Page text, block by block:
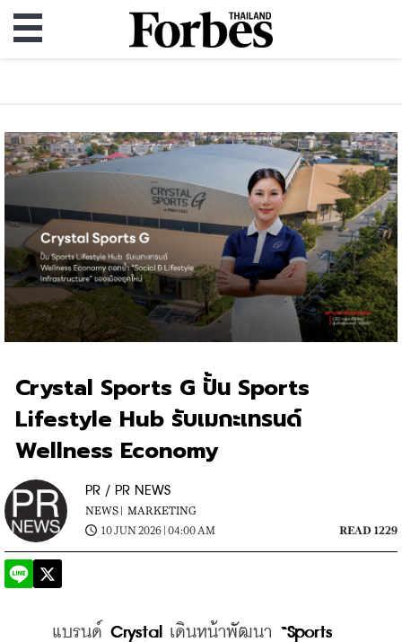
Crystal Sports G ปั้น Sports
Lifestyle Hub รับเมกะเทรนด์
Wellness Economy
PR / PR NEWS
NEWS | MARKETING
10 JUN 2026 | 04:00 AM
READ 1229
แบรนด์ Crystal เดินหน้าพัฒนา “Sports